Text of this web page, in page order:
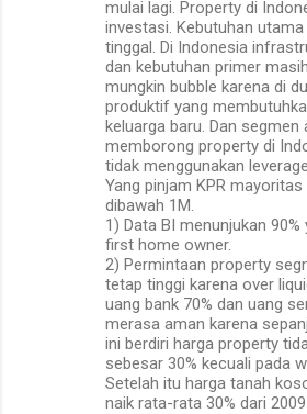
mulai lagi. Property di
investasi. Kebutuhan
tinggal. Di Indonesia
dan kebutuhan primer
mungkin bubble karena di
produktif yang
keluarga baru. Dan segmen
memborong property di
tidak menggunakan
Yang pinjam KPR
dibawah 1M.
1) Data BI menunjukan 90%
first home owner.
2) Permintaan property
tetap tinggi karena over
uang bank 70% dan uang
merasa aman karena
ini berdiri harga property
sebesar 30% kecuali pada
Setelah itu harga tanah
naik rata-rata 30% dari